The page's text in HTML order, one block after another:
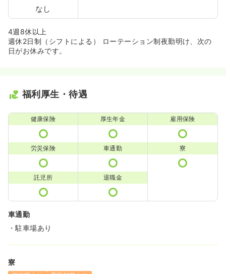
なし
4週8休以上
週休2日制（シフトによる） ローテーション制夜勤明け、次の
日がお休みです。
福利厚生・待遇
健康保険 厚生年金 雇用保険
労災保険 車通勤 寮
託児所 退職金
車通勤
・駐車場あり
寮